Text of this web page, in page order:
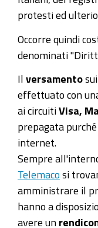
protesti ed
Occorre quindi
denominati
Il versamento
effettuato con
ai circuiti Visa,
prepagata
internet.
Sempre
Telemaco si
amministrare il
hanno a
avere un